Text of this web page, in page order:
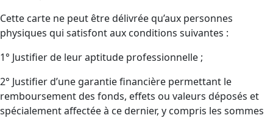
Cette carte ne peut être délivrée qu’aux personnes
physiques qui satisfont aux conditions suivantes :
1° Justifier de leur aptitude professionnelle ;
2° Justifier d’une garantie financière permettant le
remboursement des fonds, effets ou valeurs déposés et
spécialement affectée à ce dernier, y compris les sommes